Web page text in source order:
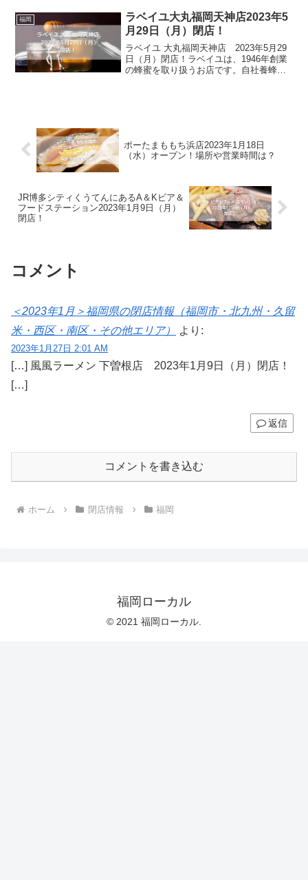
ん、月～土曜日のディナーは居酒屋とマ
ルチなお店として、...
福岡
ラベイユ大丸福岡天神店2023年5
月29日（月）閉店！
ラベイユ 大丸福岡天神店 2023年5月29
日（月）閉店！ラベイユは、1946年創業
の蜂蜜を取り扱うお店です。自社養蜂場
ポーたまももち浜店2023年1月18日
（水）オープン！場所や営業時間は？
JR博多シティくうてんにあるA＆Kビア＆
フードステーション2023年1月9日（月）
閉店！
コメント
＜2023年1月＞福岡県の閉店情報（福岡市・北九州・久留
米・西区・南区・その他エリア）
より:
2023年1月27日 2:01 AM
[…] 風風ラーメン 下曽根店 2023年1月9日（月）閉店！
[…]
返信
コメントを書き込む
ホーム 閉店情報 福岡
福岡ローカル
© 2021 福岡ローカル.